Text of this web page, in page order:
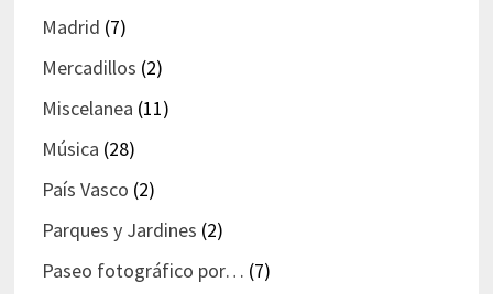
Madrid (7)
Mercadillos (2)
Miscelanea (11)
Música (28)
País Vasco (2)
Parques y Jardines (2)
Paseo fotográfico por… (7)